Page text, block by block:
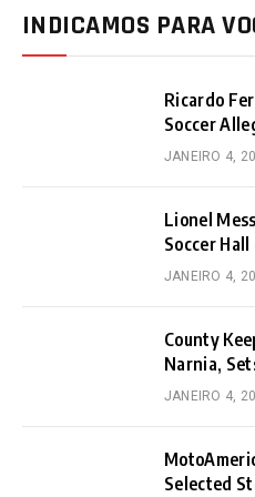
INDICAMOS PARA
Ricardo
Soccer
JANEIRO 4,
Lionel
Soccer
JANEIRO 4,
County
Narnia,
JANEIRO 4,
Selected